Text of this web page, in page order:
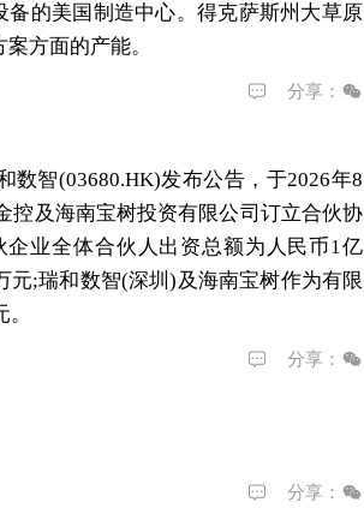
的美国制造中心。得克萨斯州大草原
方面的产能。
分享：
数智(03680.HK)发布公告，于2026年8
控及海南宝树投资有限公司订立合伙协
业全体合伙人出资总额为人民币1亿
元;瑞和数智(深圳)及海南宝树作为有限
分享：
分享：